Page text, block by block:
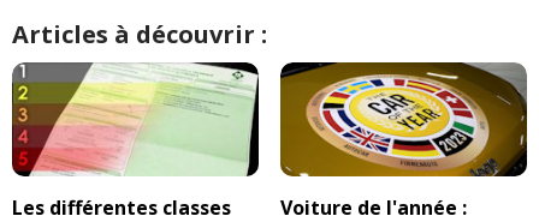
Articles à découvrir :
Les différentes classes
Voiture de l'année :